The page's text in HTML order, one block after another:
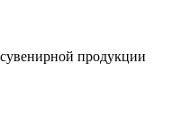
продукции